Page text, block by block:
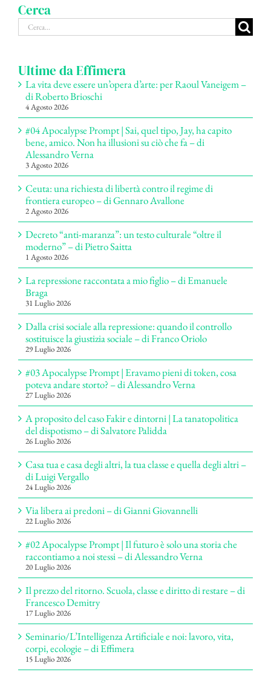
Cerca
Cerca
per:
Ultime da Effimera
La vita deve essere un’opera d’arte: per Raoul Vaneigem –
di Roberto Brioschi
4 Agosto 2026
#04 Apocalypse Prompt | Sai, quel tipo, Jay, ha capito
bene, amico. Non ha illusioni su ciò che fa – di
Alessandro Verna
3 Agosto 2026
Ceuta: una richiesta di libertà contro il regime di
frontiera europeo – di Gennaro Avallone
2 Agosto 2026
Decreto “anti-maranza”: un testo culturale “oltre il
moderno” – di Pietro Saitta
1 Agosto 2026
La repressione raccontata a mio figlio – di Emanuele
Braga
31 Luglio 2026
Dalla crisi sociale alla repressione: quando il controllo
sostituisce la giustizia sociale – di Franco Oriolo
29 Luglio 2026
#03 Apocalypse Prompt | Eravamo pieni di token, cosa
poteva andare storto? – di Alessandro Verna
27 Luglio 2026
A proposito del caso Fakir e dintorni | La tanatopolitica
del dispotismo – di Salvatore Palidda
26 Luglio 2026
Casa tua e casa degli altri, la tua classe e quella degli altri –
di Luigi Vergallo
24 Luglio 2026
Via libera ai predoni – di Gianni Giovannelli
22 Luglio 2026
#02 Apocalypse Prompt | Il futuro è solo una storia che
raccontiamo a noi stessi – di Alessandro Verna
20 Luglio 2026
Il prezzo del ritorno. Scuola, classe e diritto di restare – di
Francesco Demitry
17 Luglio 2026
Seminario/L’Intelligenza Artificiale e noi: lavoro, vita,
corpi, ecologie – di Effimera
15 Luglio 2026